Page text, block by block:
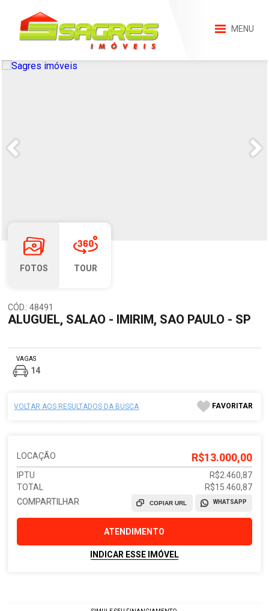
MENU
FOTOS TOUR
CÓD.: 48491
ALUGUEL, SALAO - IMIRIM, SAO PAULO - SP
VAGAS
14
VOLTAR AOS RESULTADOS DA BUSCA FAVORITAR
LOCAÇÃO R$13.000,00
IPTU
R$2.460,87
TOTAL
R$15.460,87
COMPARTILHAR
WHATSAPP
COPIAR URL
ATENDIMENTO
INDICAR ESSE IMÓVEL